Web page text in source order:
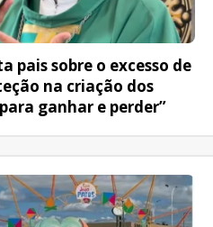
pais sobre o excesso de
na criação dos
ganhar e perder”